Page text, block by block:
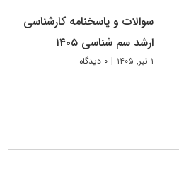
سوالات و پاسخنامه کارشناسی
ارشد سم شناسی ۱۴۰۵
۱ تیر, ۱۴۰۵ | ۰ دیدگاه